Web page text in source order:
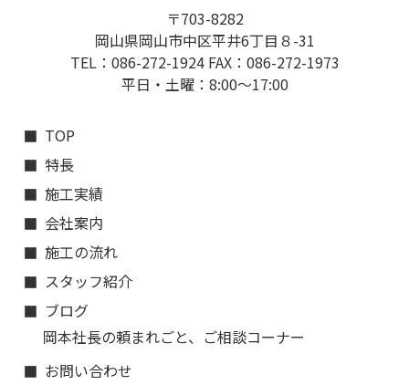
〒703-8282
岡山県岡山市中区平井6丁目８-31
TEL：086-272-1924 FAX：086-272-1973
平日・土曜：8:00〜17:00
TOP
特長
施工実績
会社案内
施工の流れ
スタッフ紹介
ブログ
岡本社長の頼まれごと、ご相談コーナー
お問い合わせ